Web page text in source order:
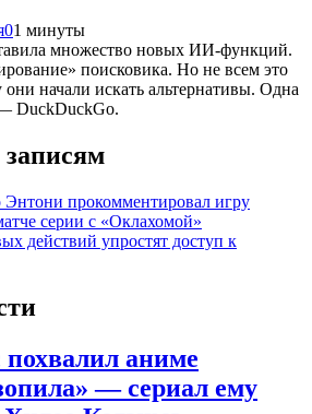
01 минуты
множество новых ИИ-функций.
поисковика. Но не всем это
начали искать альтернативы. Одна
— DuckDuckGo.
Энтони прокомментировал игру
серии с «Оклахомой»
действий упростят доступ к
аниме
— сериал ему